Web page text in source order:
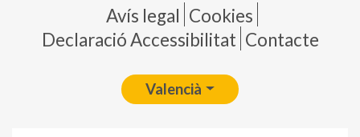
Pie de página
Avís legal Cookies
Declaració Accessibilitat Contacte
Valencià